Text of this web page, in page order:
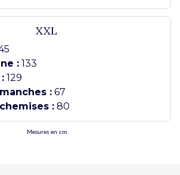
XXL
: 133
129
: 67
: 80
Mesures en cm